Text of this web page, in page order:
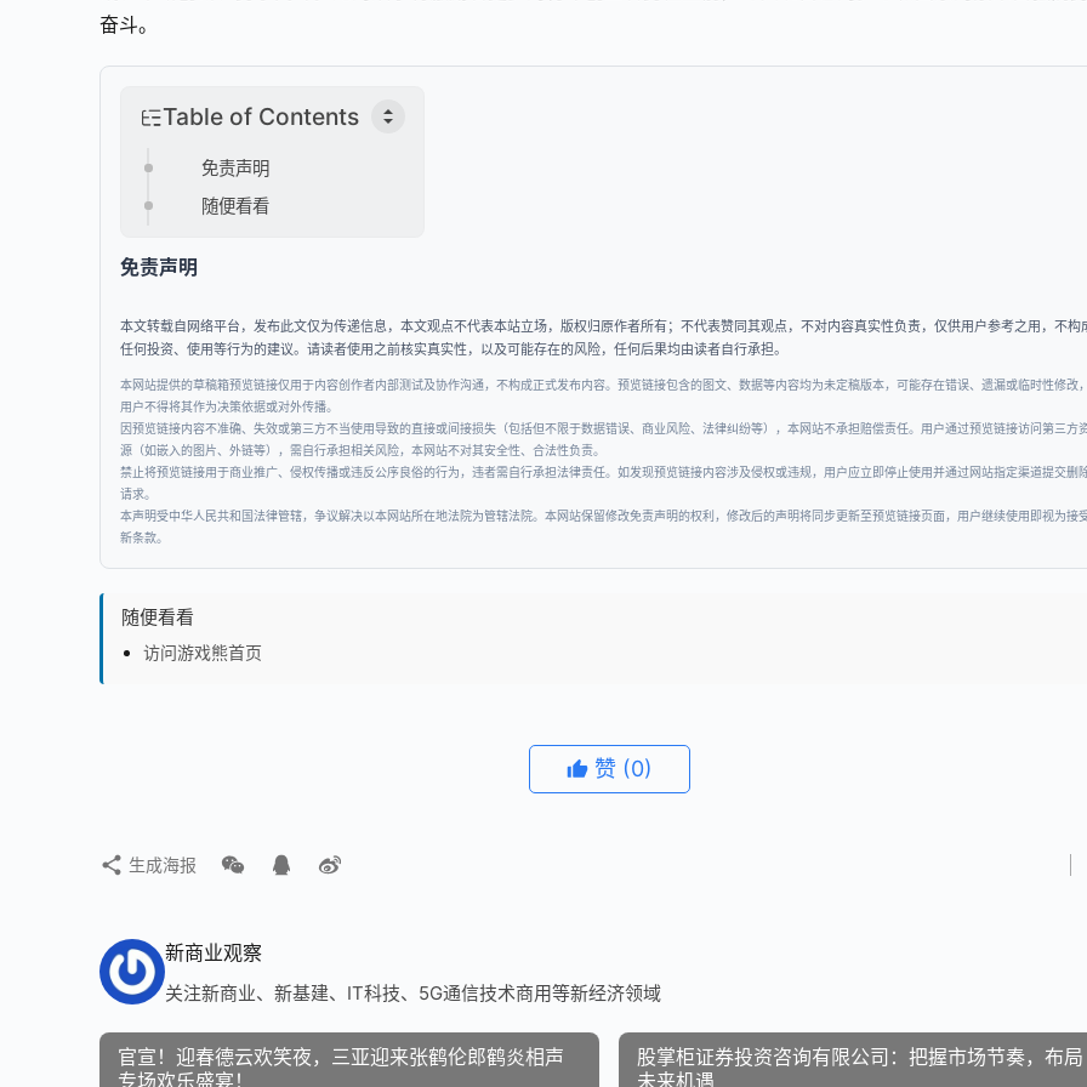
奋斗。
Table of Contents
免责声明
随便看看
免责声明
本文转载自网络平台，发布此文仅为传递信息，本文观点不代表本站立场，版权归原作者所有；不代表赞同其观点，不对内容真实性负责，仅供用户参考之用，不构
任何投资、使用等行为的建议。请读者使用之前核实真实性，以及可能存在的风险，任何后果均由读者自行承担。
本网站提供的草稿箱预览链接仅用于内容创作者内部测试及协作沟通，不构成正式发布内容。预览链接包含的图文、数据等内容均为未定稿版本，可能存在错误、遗漏或临时性修改，
用户不得将其作为决策依据或对外传播。
因预览链接内容不准确、失效或第三方不当使用导致的直接或间接损失（包括但不限于数据错误、商业风险、法律纠纷等），本网站不承担赔偿责任。用户通过预览链接访问第三方
源（如嵌入的图片、外链等），需自行承担相关风险，本网站不对其安全性、合法性负责。
禁止将预览链接用于商业推广、侵权传播或违反公序良俗的行为，违者需自行承担法律责任。如发现预览链接内容涉及侵权或违规，用户应立即停止使用并通过网站指定渠道提交删
请求。
本声明受中华人民共和国法律管辖，争议解决以本网站所在地法院为管辖法院。本网站保留修改免责声明的权利，修改后的声明将同步更新至预览链接页面，用户继续使用即视为接
新条款。
随便看看
访问游戏熊首页
赞 (0)
生成海报
新商业观察
关注新商业、新基建、IT科技、5G通信技术商用等新经济领域
官宣！迎春德云欢笑夜，三亚迎来张鹤伦郎鹤炎相声
专场欢乐盛宴！
股掌柜证券投资咨询有限公司：把握市场节奏，布局
未来机遇